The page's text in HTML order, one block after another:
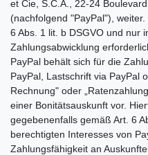
et Cie, S.C.A., 22-24
(nachfolgend "PayPal"),
6 Abs. 1 lit. b DSGVO und nur
Zahlungsabwicklung
PayPal behält sich für die
PayPal, Lastschrift via PayPal
Rechnung" oder
einer Bonitätsauskunft vor.
gegebenenfalls gemäß Art. 6
berechtigten Interesses von
Zahlungsfähigkeit an